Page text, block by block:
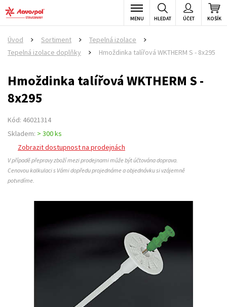
KOŠÍK
ÚČET
HLEDAT
MENU
Úvod Sortiment Tepelná izolace
Tepelná izolace doplňky
Hmoždinka talířová WKTHERM S - 8x295
Hmoždinka talířová WKTHERM S -
8x295
Kód: 46021314
Skladem: > 300 ks
Zobrazit dostupnost na prodejnách
V případě přepravy zboží mezi prodejnami může být účtována doprava.
Cenovou kalkulaci s Vámi dopředu projednáme a objednávku si vzájemně
potvrdíme.